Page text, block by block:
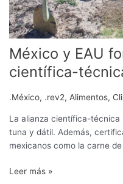
México y EAU
científica-
.México, .rev2, Alimentos,
La alianza científica-técnica
tuna y dátil. Además,
mexicanos como la carne
áridas
Leer más »